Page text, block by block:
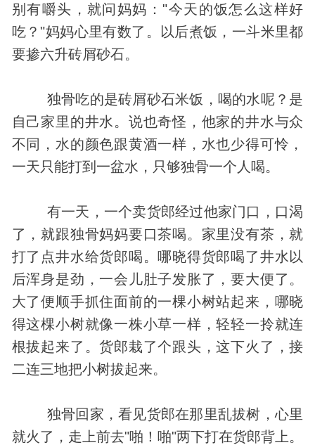
别有嚼头，就问妈妈："今天的饭怎么这样好
吃？"妈妈心里有数了。以后煮饭，一斗米里都
要掺六升砖屑砂石。
独骨吃的是砖屑砂石米饭，喝的水呢？是
自己家里的井水。说也奇怪，他家的井水与众
不同，水的颜色跟黄酒一样，水也少得可怜，
一天只能打到一盆水，只够独骨一个人喝。
有一天，一个卖货郎经过他家门口，口渴
了，就跟独骨妈妈要口茶喝。家里没有茶，就
打了点井水给货郎喝。哪晓得货郎喝了井水以
后浑身是劲，一会儿肚子发胀了，要大便了。
大了便顺手抓住面前的一棵小树站起来，哪晓
得这棵小树就像一株小草一样，轻轻一拎就连
根拔起来了。货郎栽了个跟头，这下火了，接
二连三地把小树拔起来。
独骨回家，看见货郎在那里乱拔树，心里
就火了，走上前去"啪！啪"两下打在货郎背上。